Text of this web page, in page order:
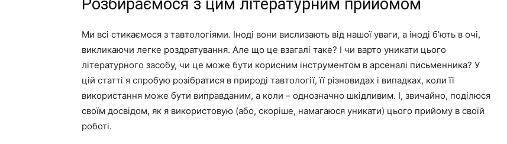
Розбираємося з цим літературним прийомом
Ми всі стикаємося з тавтологіями. Іноді вони вислизають від нашої уваги, а іноді б’ють в очі,
викликаючи легке роздратування. Але що це взагалі таке? І чи варто уникати цього
літературного засобу, чи це може бути корисним інструментом в арсеналі письменника? У
цій статті я спробую розібратися в природі тавтології, її різновидах і випадках, коли її
використання може бути виправданим, а коли – однозначно шкідливим. І, звичайно, поділюся
своїм досвідом, як я використовую (або, скоріше, намагаюся уникати) цього прийому в своїй
роботі.